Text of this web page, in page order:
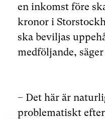
en inkomst före
kronor i
ska beviljas
medföljande,
– Det här är
problematiskt